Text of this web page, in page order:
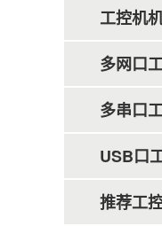
工控机
多网口
多串口
USB口
推荐工